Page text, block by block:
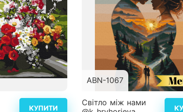
КУПИТИ
ABN-1067
Розмір
Світло між нами